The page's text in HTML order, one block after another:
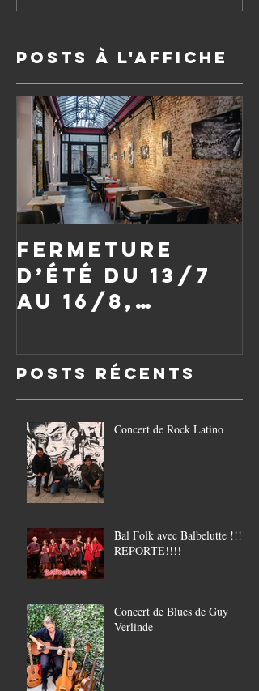
Posts à l'affiche
Fermeture
d’été du 13/7
au 16/8,
le vendredi
21/8
Posts Récents
Concert de Rock Latino
Bal Folk avec Balbelutte !!!!
REPORTE!!!!
Concert de Blues de Guy
Verlinde